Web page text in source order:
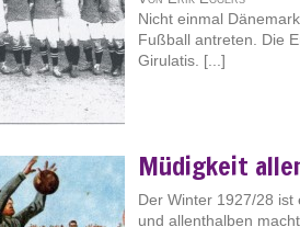
Nicht einmal
Fußball antreten. Die
Girulatis. [...]
Müdigkeit
Der Winter 1927/28
und allenthalben